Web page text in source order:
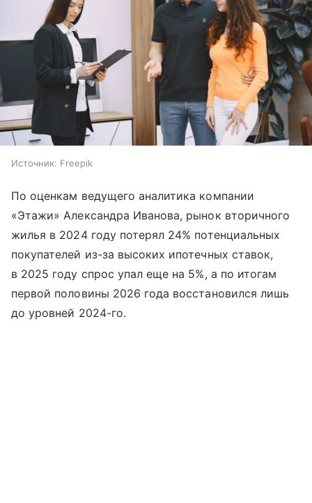
Источник: Freepik
По оценкам ведущего аналитика компании
«Этажи» Александра Иванова, рынок вторичного
жилья в 2024 году потерял 24% потенциальных
покупателей из-за высоких ипотечных ставок,
в 2025 году спрос упал еще на 5%, а по итогам
первой половины 2026 года восстановился лишь
до уровней 2024-го.